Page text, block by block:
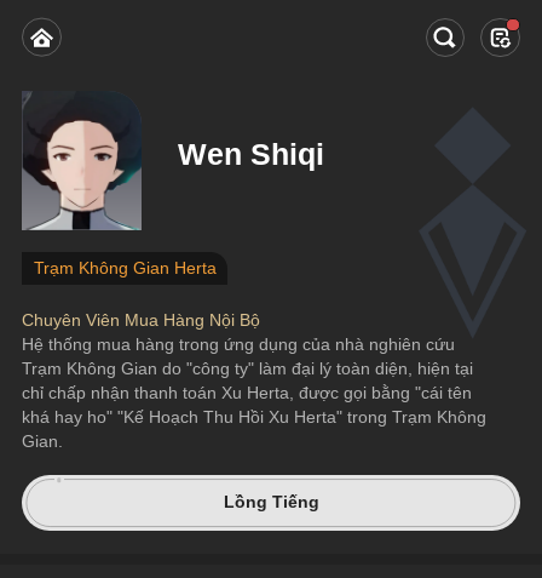
Wen Shiqi
Trạm Không Gian Herta
Chuyên Viên Mua Hàng Nội Bộ
Hệ thống mua hàng trong ứng dụng của nhà nghiên cứu
Trạm Không Gian do "công ty" làm đại lý toàn diện, hiện tại
chỉ chấp nhận thanh toán Xu Herta, được gọi bằng "cái tên
khá hay ho" "Kế Hoạch Thu Hồi Xu Herta" trong Trạm Không
Gian.
Lồng Tiếng